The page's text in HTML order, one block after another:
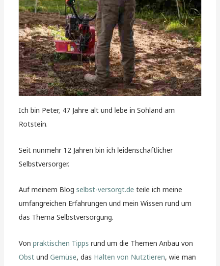
Ich bin Peter, 47 Jahre alt und lebe in Sohland am
Rotstein.
Seit nunmehr 12 Jahren bin ich leidenschaftlicher
Selbstversorger.
Auf meinem Blogselbst-versorgt.de teile ich meine
umfangreichen Erfahrungen und mein Wissen rund um
das Thema Selbstversorgung.
Vonpraktischen Tipps rund um die Themen Anbau von
Obst undGemüse, das Halten von Nutztieren, wie man